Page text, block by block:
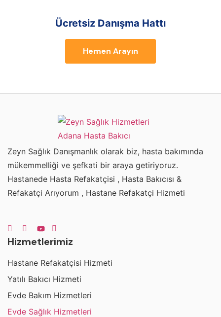
Ücretsiz Danışma Hattı
Hemen Arayın
Zeyn Sağlık Danışmanlık olarak biz, hasta bakımında
mükemmelliği ve şefkati bir araya getiriyoruz.
Hastanede Hasta Refakatçisi , Hasta Bakıcısı &
Refakatçi Arıyorum , Hastane Refakatçi Hizmeti
Hizmetlerimiz
Hastane Refakatçisi Hizmeti
Yatılı Bakıcı Hizmeti
Evde Bakım Hizmetleri
Evde Sağlık Hizmetleri